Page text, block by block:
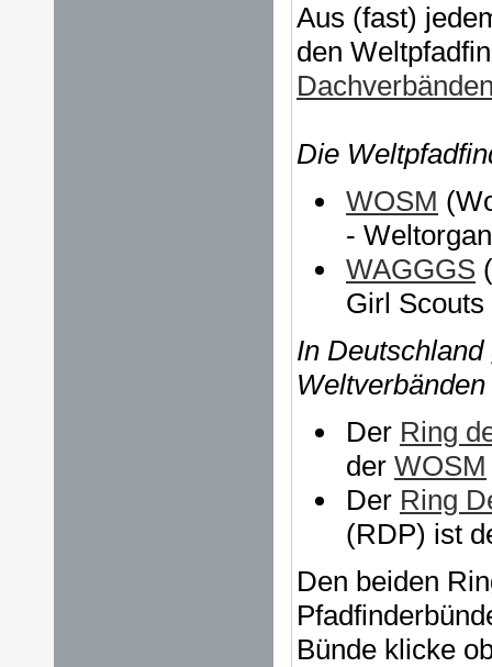
Aus (fast)
den
Die
WOSM
-
WAGGGS
Girl
In
Weltverbänden
Der Ring
der WOSM
Der Ring
(RDP) ist
Den beiden
Bünde klicke